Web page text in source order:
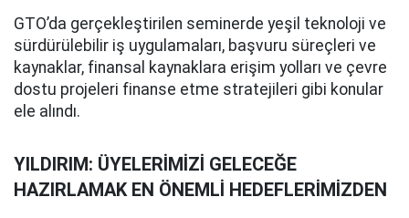
GTO’da gerçekleştirilen seminerde yeşil teknoloji ve
sürdürülebilir iş uygulamaları, başvuru süreçleri ve
kaynaklar, finansal kaynaklara erişim yolları ve çevre
dostu projeleri finanse etme stratejileri gibi konular
ele alındı.
YILDIRIM: ÜYELERİMİZİ GELECEĞE
HAZIRLAMAK EN ÖNEMLİ HEDEFLERİMİZDEN